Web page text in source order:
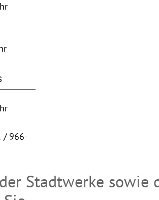
/ 966-
Stadtwerke sowie